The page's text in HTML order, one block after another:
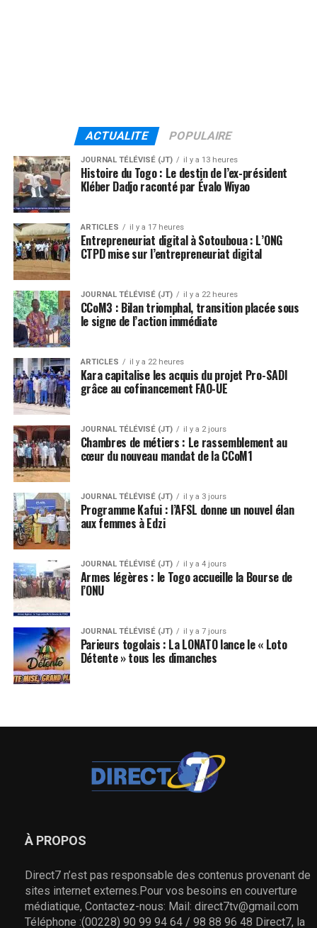
ACTUALITE POPULAIRE
JOURNAL TÉLÉVISÉ (JT) il y a 13 heures
Histoire du Togo : Le destin de l’ex-président
Kléber Dadjo raconté par Évalo Wiyao
ARTICLES il y a 17 heures
Entrepreneuriat digital à Sotouboua : L’ONG
CTPD mise sur l’entrepreneuriat digital
JOURNAL TÉLÉVISÉ (JT) il y a 22 heures
CCoM3 : Bilan triomphal, transition placée sous
le signe de l’action immédiate
ARTICLES il y a 22 heures
Kara capitalise les acquis du projet Pro-SADI
grâce au cofinancement FAO-UE
JOURNAL TÉLÉVISÉ (JT) il y a 2 jours
Chambres de métiers : Le rassemblement au
cœur du nouveau mandat de la CCoM1
JOURNAL TÉLÉVISÉ (JT) il y a 3 jours
Programme Kafui : l’AFSL donne un nouvel élan
aux femmes à Edzi
JOURNAL TÉLÉVISÉ (JT) il y a 4 jours
Armes légères : le Togo accueille la Bourse de
l’ONU
JOURNAL TÉLÉVISÉ (JT) il y a 7 jours
Parieurs togolais : La LONATO lance le « Loto
Détente » tous les dimanches
À PROPOS
Direct7 n’est pas responsable des contenus provenant de
sites internet externes.Pour vos besoins en couverture
médiatique, Contactez-nous: Mail: direct7tv@gmail.com
Téléphone :(00228) 90 99 94 64 / 98 88 96 48 Direct7, la